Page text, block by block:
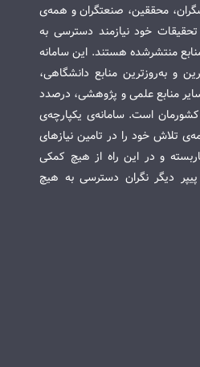
محققین، صنعتگران و همه‌ی
خود نیازمند دسترسی به
منتشرشده هستند. این سامانه
و به‌روزترین منابع دانشگاهی،
منابع علمی و پژوهشی، درصدد
کشورمان است. سامانه‌ی یکپارچه‌ی
تلاش خود را در تامین نیازهای
و در این راه از هیچ کمکی
پیپر دیگر نگران دسترسی به هیچ